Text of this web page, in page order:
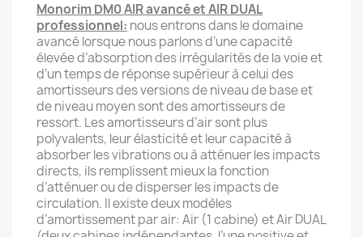
Monorim DM0 AIR avancé et AIR DUAL
professionnel: nous entrons dans le domaine
avancé lorsque nous parlons d’une capacité
élevée d’absorption des irrégularités de la voie et
d’un temps de réponse supérieur à celui des
amortisseurs des versions de niveau de base et
de niveau moyen sont des amortisseurs de
ressort. Les amortisseurs d’air sont plus
polyvalents, leur élasticité et leur capacité à
absorber les vibrations ou à atténuer les impacts
directs, ils remplissent mieux la fonction
d’atténuer ou de disperser les impacts de
circulation. Il existe deux modèles
d’amortissement par air: Air (1 cabine) et Air DUAL